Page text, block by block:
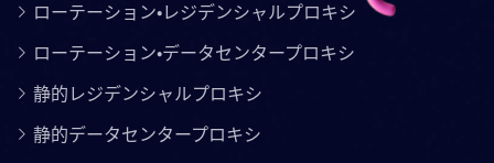
ローテーション・レジデンシャルプロキシ
ローテーション・データセンタープロキシ
静的レジデンシャルプロキシ
静的データセンタープロキシ